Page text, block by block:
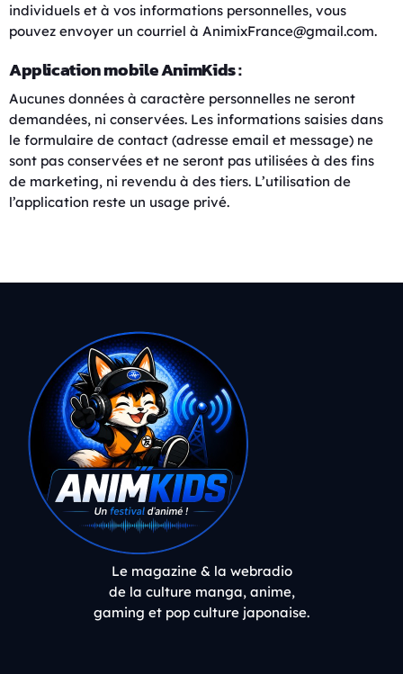
individuels et à vos informations personnelles, vous
pouvez envoyer un courriel à AnimixFrance@gmail.com.
Application mobile AnimKids :
Aucunes données à caractère personnelles ne seront
demandées, ni conservées. Les informations saisies dans
le formulaire de contact (adresse email et message) ne
sont pas conservées et ne seront pas utilisées à des fins
de marketing, ni revendu à des tiers. L’utilisation de
l’application reste un usage privé.
Le magazine & la webradio
de la culture manga, anime,
gaming et pop culture japonaise.